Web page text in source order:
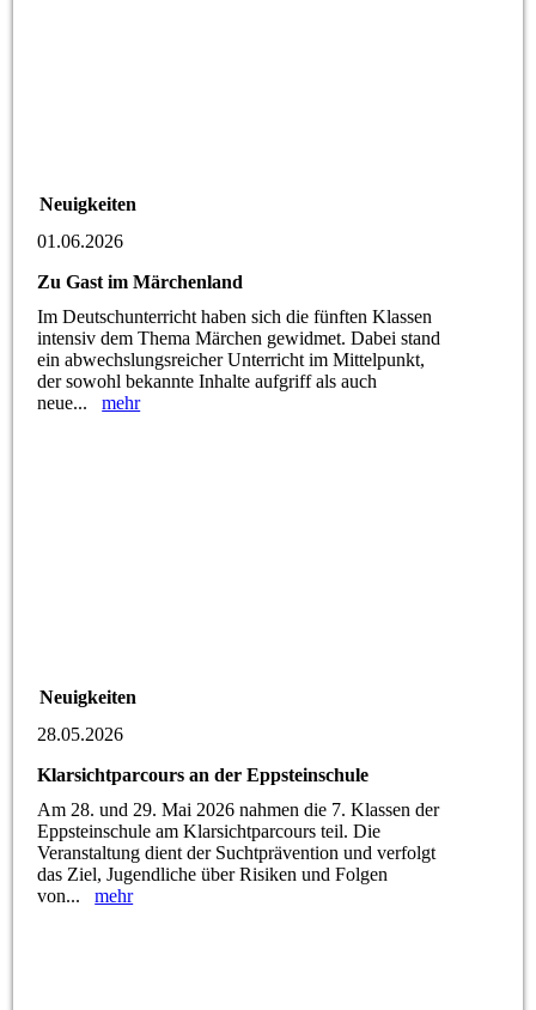
Neuigkeiten
01.06.2026
Zu Gast im Märchenland
Im Deutschunterricht haben sich die fünften Klassen
intensiv dem Thema Märchen gewidmet. Dabei stand
ein abwechslungsreicher Unterricht im Mittelpunkt,
der sowohl bekannte Inhalte aufgriff als auch
neue...mehr
Neuigkeiten
28.05.2026
Klarsichtparcours an der Eppsteinschule
Am 28. und 29. Mai 2026 nahmen die 7. Klassen der
Eppsteinschule am Klarsichtparcours teil. Die
Veranstaltung dient der Suchtprävention und verfolgt
das Ziel, Jugendliche über Risiken und Folgen
von...mehr